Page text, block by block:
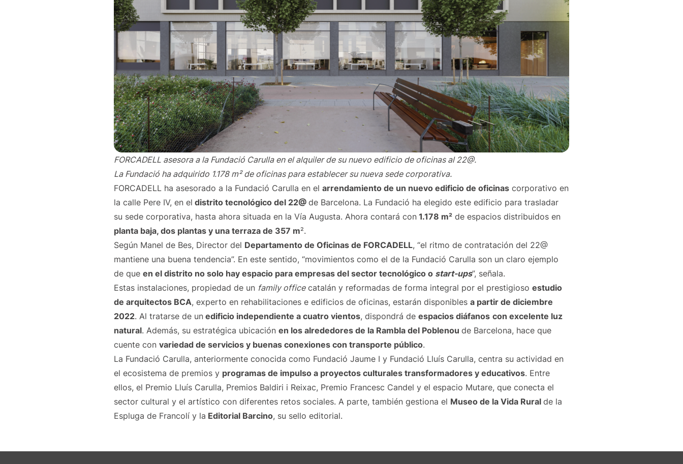
FORCADELL asesora a la Fundació Carulla en el alquiler de su nuevo edificio de oficinas al 22@.
La Fundació ha adquirido 1.178 m² de oficinas para establecer su nueva sede corporativa.
FORCADELL ha asesorado a la Fundació Carulla en el arrendamiento de un nuevo edificio de oficinas corporativo en
la calle Pere IV, en el distrito tecnológico del 22@ de Barcelona. La Fundació ha elegido este edificio para trasladar
su sede corporativa, hasta ahora situada en la Vía Augusta. Ahora contará con 1.178 m² de espacios distribuidos en
planta baja, dos plantas y una terraza de 357 m².
Según Manel de Bes, Director del Departamento de Oficinas de FORCADELL, “el ritmo de contratación del 22@
mantiene una buena tendencia”. En este sentido, “movimientos como el de la Fundació Carulla son un claro ejemplo
de que en el distrito no solo hay espacio para empresas del sector tecnológico o start-ups”, señala.
Estas instalaciones, propiedad de un family officecatalán y reformadas de forma integral por el prestigioso estudio
de arquitectos BCA, experto en rehabilitaciones e edificios de oficinas, estarán disponibles a partir de diciembre
2022. Al tratarse de un edificio independiente a cuatro vientos, dispondrá de espacios diáfanos con excelente luz
natural. Además, su estratégica ubicación en los alrededores de la Rambla del Poblenou de Barcelona, hace que
cuente con variedad de servicios y buenas conexiones con transporte público.
La Fundació Carulla, anteriormente conocida como Fundació Jaume I y Fundació Lluís Carulla, centra su actividad en
el ecosistema de premios y programas de impulso a proyectos culturales transformadores y educativos. Entre
ellos, el Premio Lluís Carulla, Premios Baldiri i Reixac, Premio Francesc Candel y el espacio Mutare, que conecta el
sector cultural y el artístico con diferentes retos sociales. A parte, también gestiona el Museo de la Vida Rural de la
Espluga de Francolí y la Editorial Barcino, su sello editorial.